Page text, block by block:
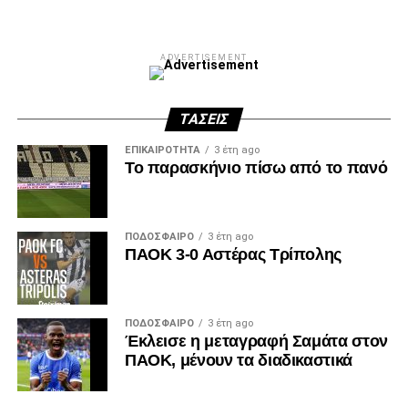
ADVERTISEMENT
ΤΆΣΕΙΣ
ΕΠΙΚΑΙΡΌΤΗΤΑ 3 έτη ago
Το παρασκήνιο πίσω από το πανό
ΠΟΔΌΣΦΑΙΡΟ 3 έτη ago
ΠΑΟΚ 3-0 Αστέρας Τρίπολης
ΠΟΔΌΣΦΑΙΡΟ 3 έτη ago
Έκλεισε η μεταγραφή Σαμάτα στον
ΠΑΟΚ, μένουν τα διαδικαστικά